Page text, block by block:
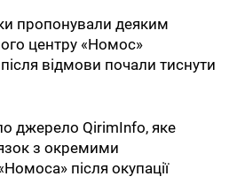
пропонували деяким
центру «Номос»
відмови почали тиснути
джерело QirimInfo, яке
з окремими
після окупації